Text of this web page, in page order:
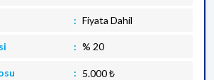
Fiyata Dahil
% 20
5.000 ₺